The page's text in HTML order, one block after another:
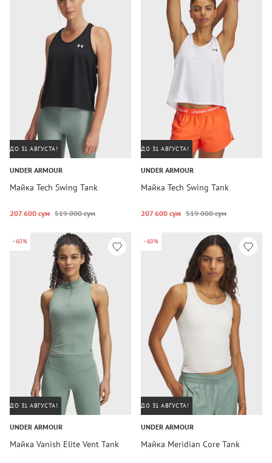
ДО 31 АВГУСТА!
UNDER ARMOUR
Майка Tech Swing Tank
207 600 сум 519 000 сум
ДО 31 АВГУСТА!
UNDER ARMOUR
Майка Tech Swing Tank
207 600 сум 519 000 сум
-60%
ДО 31 АВГУСТА!
UNDER ARMOUR
Майка Vanish Elite Vent Tank
-60%
ДО 31 АВГУСТА!
UNDER ARMOUR
Майка Meridian Core Tank